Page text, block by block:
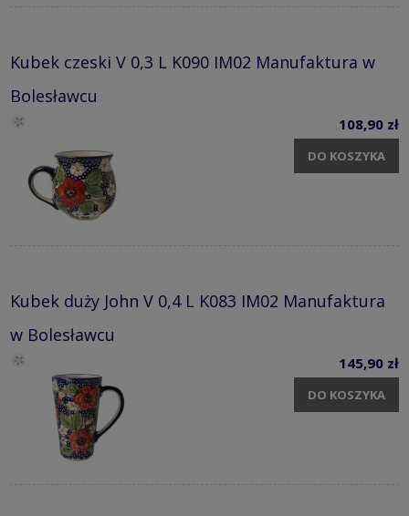
Kubek czeski V 0,3 L K090 IM02 Manufaktura w
Bolesławcu
108,90 zł
DO KOSZYKA
Kubek duży John V 0,4 L K083 IM02 Manufaktura
w Bolesławcu
145,90 zł
DO KOSZYKA